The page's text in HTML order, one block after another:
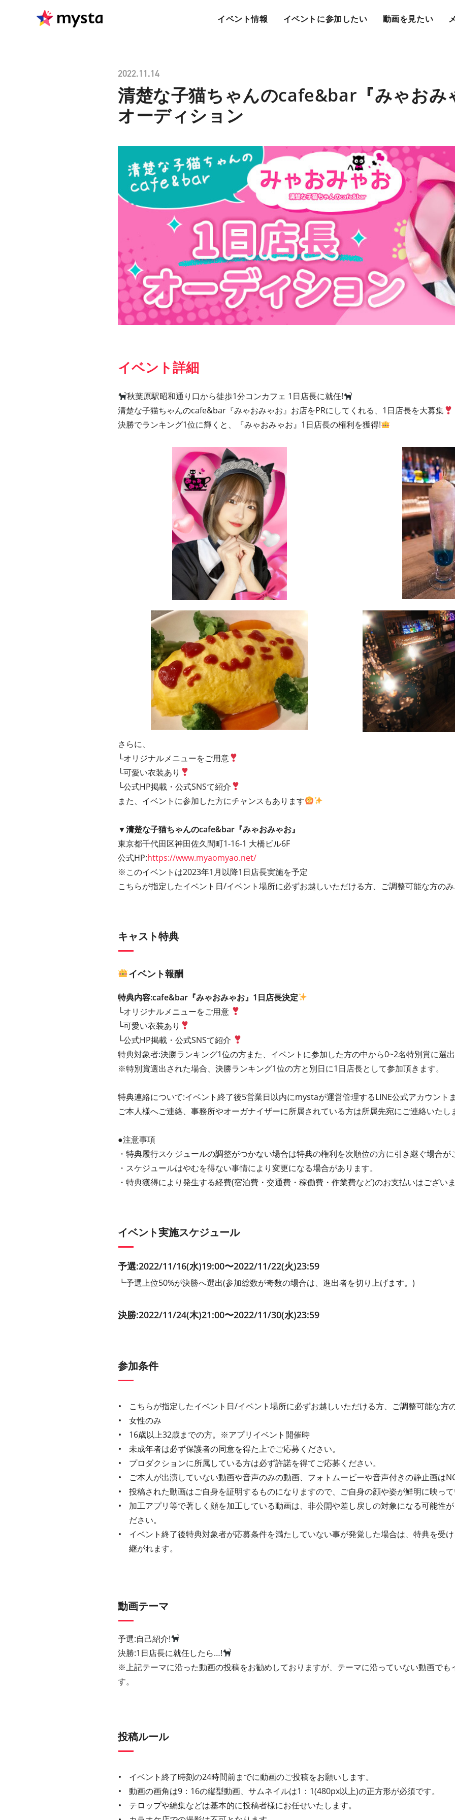
イベント情報 イベントに参加したい 動画を見たい
2022.11.14
清楚な子猫ちゃんのcafe&bar『みゃおみ
オーディション
イベント詳細
秋葉原駅昭和通り口から徒歩1分コンカフェ 1日店⻑に就任!
清楚な子猫ちゃんのcafe&bar『みゃおみゃお』お店をPRにしてくれる、1日店⻑を大募集
決勝でランキング1位に輝くと、『みゃおみゃお』1日店⻑の権利を獲得!
さらに、
└オリジナルメニューをご用意
└可愛い衣装あり
└公式HP掲載・公式SNSて紹介
また、イベントに参加した方にチャンスもあります
▼清楚な子猫ちゃんのcafe&bar『みゃおみゃお』
東京都千代田区神田佐久間町1-16-1 大橋ビル6F
公式HP:https://www.myaomyao.net/
※このイベントは2023年1月以降1日店⻑実施を予定
こちらが指定したイベント日/イベント場所に必ずお越しいただける方、ご調整可能な方の
キャスト特典
イベント報酬
特典内容:cafe&bar『みゃおみゃお』1日店⻑決定
└オリジナルメニューをご用意
└可愛い衣装あり
└公式HP掲載・公式SNSて紹介
特典対象者:決勝ランキング1位の方また、イベントに参加した方の中から0~2名特別賞に選出
※特別賞選出された場合、決勝ランキング1位の方と別日に1日店長として参加頂きます。
特典連絡について:イベント終了後5営業日以内にmystaが運営管理するLINE公式アカウント
ご本人様へご連絡、事務所やオーガナイザーに所属されている方は所属先宛にご連絡いたし
●注意事項
・特典履行スケジュールの調整がつかない場合は特典の権利を次順位の方に引き継ぐ場合が
・スケジュールはやむを得ない事情により変更になる場合があります。
・特典獲得により発生する経費(宿泊費・交通費・稼働費・作業費など)のお支払いはございま
イベント実施スケジュール
予選:2022/11/16(水)19:00〜2022/11/22(火)23:59
┗予選上位50%が決勝へ選出(参加総数が奇数の場合は、進出者を切り上げます。)
決勝:2022/11/24(木)21:00〜2022/11/30(水)23:59
参加条件
こちらが指定したイベント日/イベント場所に必ずお越しいただける方、ご調整可能な方
女性のみ
16歳以上32歳までの方。※アプリイベント開催時
未成年者は必ず保護者の同意を得た上でご応募ください。
プロダクションに所属している方は必ず許諾を得てご応募ください。
ご本人が出演していない動画や音声のみの動画、フォトムービーや音声付きの静止画は
投稿された動画はご自身を証明するものになりますので、ご自身の顔や姿が鮮明に映って
加工アプリ等で著しく顔を加工している動画は、非公開や差し戻しの対象になる可能性
ださい。
イベント終了後特典対象者が応募条件を満たしていない事が発覚した場合は、特典を受
継がれます。
動画テーマ
予選:自己紹介!
決勝:1日店⻑に就任したら…!
※上記テーマに沿った動画の投稿をお勧めしておりますが、テーマに沿っていない動画でも
す。
投稿ルール
イベント終了時刻の24時間前までに動画のご投稿をお願いします。
動画の画角は9：16の縦型動画、サムネイルは1：1(480px以上)の正方形が必須です。
テロップや編集などは基本的に投稿者様にお任せいたします。